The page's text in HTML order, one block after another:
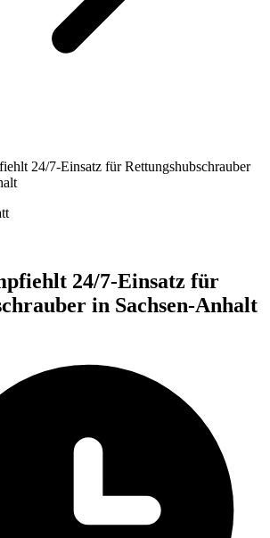
24/7-Einsatz für Rettungshubschrauber
24/7-Einsatz für
in Sachsen-Anhalt